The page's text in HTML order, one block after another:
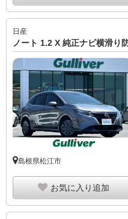
日産
ノート 1.2 X 純正ナビ横滑り
島根県松江市
お気に入り追加